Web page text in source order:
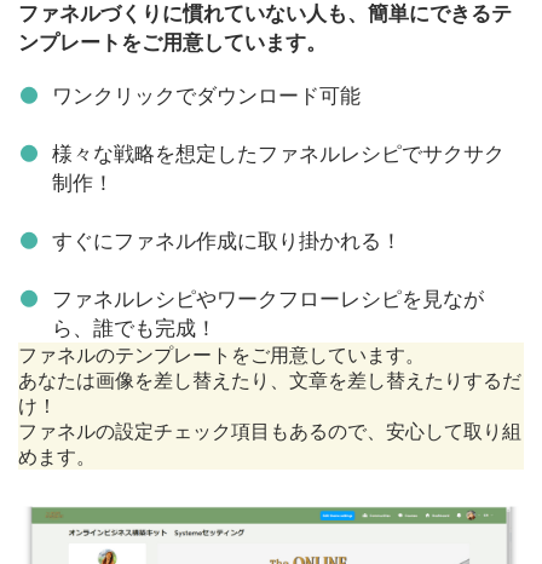
ファネルづくりに慣れていない人も、簡単にできるテ
ンプレートをご用意しています。
ワンクリックでダウンロード可能
様々な戦略を想定したファネルレシピでサクサク
制作！
すぐにファネル作成に取り掛かれる！
ファネルレシピやワークフローレシピを見なが
ら、誰でも完成！
ファネルのテンプレートをご用意しています。
あなたは画像を差し替えたり、文章を差し替えたりするだ
け！
ファネルの設定チェック項目もあるので、安心して取り組
めます。